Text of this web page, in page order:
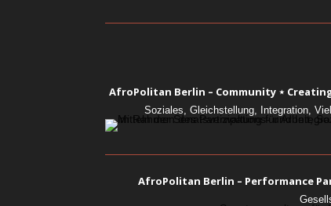
AfroPolitan Berlin – Community ⋆
Soziales, Gleichstellung, Integration,
AfroPolitan Berlin – Performance